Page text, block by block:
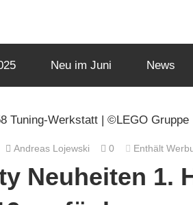
Neu im Juni News
Andreas Lojewski 0 Enthält
Neuheiten 1.